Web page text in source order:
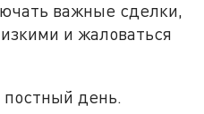
важные сделки,
и жаловаться
постный день.